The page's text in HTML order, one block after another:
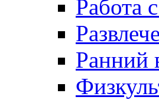
Работа
Ранний